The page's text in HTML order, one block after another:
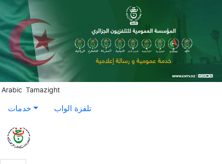
Aller au contenu principal
Arabic Tamazight
خدمات تلفزة الواب